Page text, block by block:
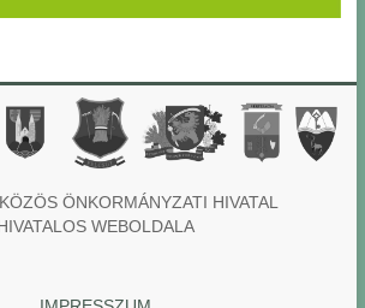
ÖNKORMÁNYZATI HIVATAL
WEBOLDALA